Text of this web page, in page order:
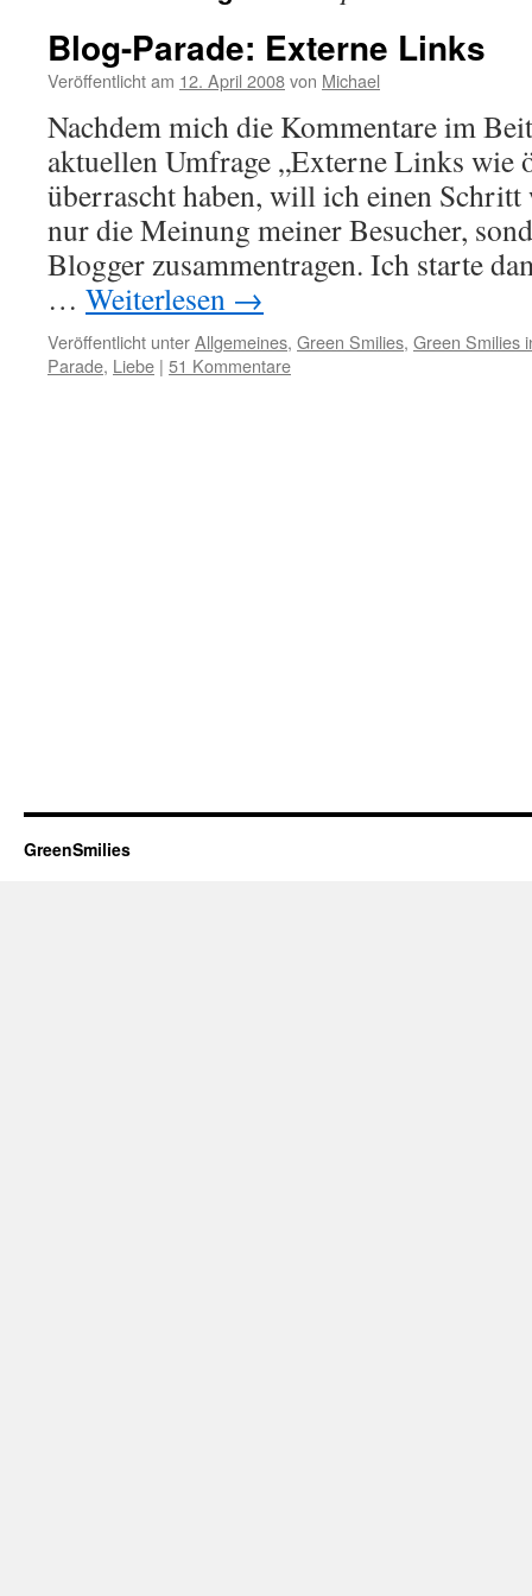
Blog-Parade: Externe Links
Veröffentlicht am 12. April 2008von Michael
Nachdem mich die Kommentare im
aktuellen Umfrage „Externe Links wie
überrascht haben, will ich einen Schritt
nur die Meinung meiner Besucher,
Blogger zusammentragen. Ich starte
… Weiterlesen →
Veröffentlicht unterAllgemeines, Green Smilies, Green Smilies
Parade, Liebe | 51 Kommentare
GreenSmilies